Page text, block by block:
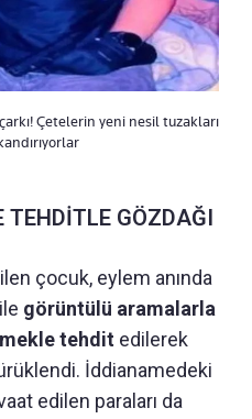
Çetelerin yeni nesil tuzakları
TEHDİTLE GÖZDAĞI
çocuk, eylem anında
görüntülü aramalarla
tehdit edilerek
İddianamedeki
edilen paraları da